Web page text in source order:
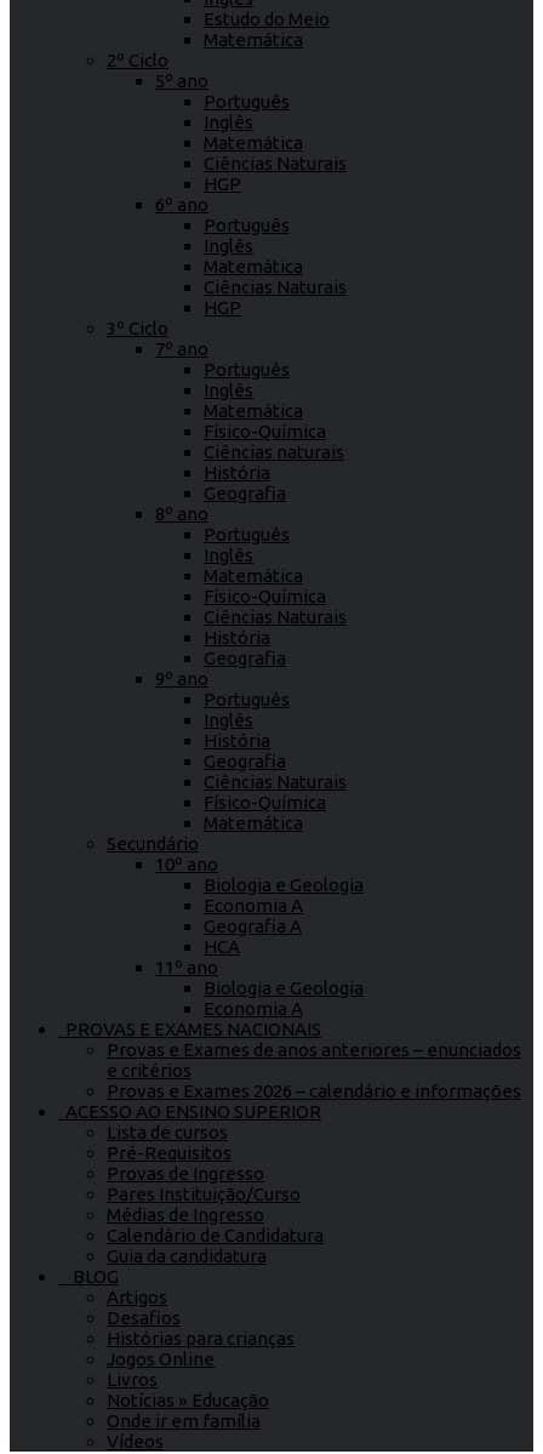
Estudo do Meio
Matemática
2º Ciclo
5º ano
Português
Inglês
Matemática
Ciências Naturais
HGP
6º ano
Português
Inglês
Matemática
Ciências Naturais
HGP
3º Ciclo
7º ano
Português
Inglês
Matemática
Físico-Química
Ciências naturais
História
Geografia
8º ano
Português
Inglês
Matemática
Físico-Química
Ciências Naturais
História
Geografia
9º ano
Português
Inglês
História
Geografia
Ciências Naturais
Físico-Química
Matemática
Secundário
10º ano
Biologia e Geologia
Economia A
Geografia A
HCA
11º ano
Biologia e Geologia
Economia A
PROVAS E EXAMES NACIONAIS
Provas e Exames de anos anteriores – enunciados
e critérios
Provas e Exames 2026 – calendário e informações
ACESSO AO ENSINO SUPERIOR
Lista de cursos
Pré-Requisitos
Provas de Ingresso
Pares Instituição/Curso
Médias de Ingresso
Calendário de Candidatura
Guia da candidatura
BLOG
Artigos
Desafios
Histórias para crianças
Jogos Online
Livros
Notícias » Educação
Onde ir em família
Vídeos